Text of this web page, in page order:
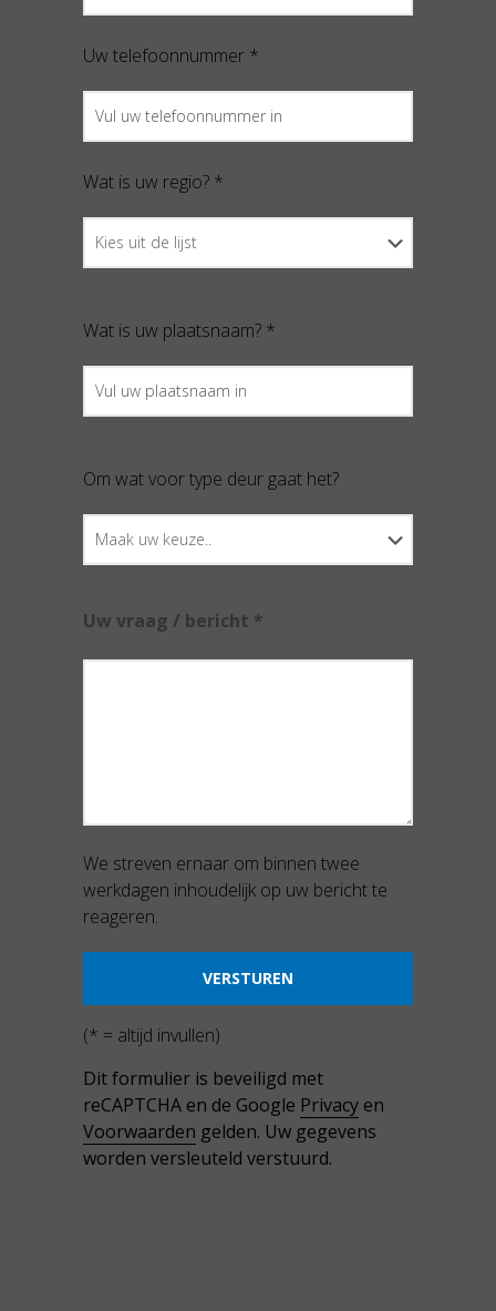
Uw telefoonnummer *
Wat is uw regio? *
Wat is uw plaatsnaam? *
Om wat voor type deur gaat het?
Uw vraag / bericht *
We streven ernaar om binnen twee
werkdagen inhoudelijk op uw bericht te
reageren.
(* = altijd invullen)
Dit formulier is beveiligd met
reCAPTCHA en de Google Privacy en
Voorwaarden gelden. Uw gegevens
worden versleuteld verstuurd.